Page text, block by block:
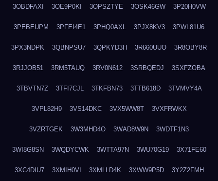
3OBDFAXI 3OE9P0KI 3OPSZTYE 3OSK46GW 3P20H0VW
3PEBEUPM 3PFEI4E1 3PHQ0AXL 3PJX8KV3 3PWL81U6
3PX3NDPK 3QBNPSU7 3QPKYD3H 3R660UUO 3R8OBY8R
3RJJOB51 3RM5TAUQ 3RV0N612 3SRBQEDJ 3SXFZOBA
3TBVTN7Z 3TFI7CJL 3TKFBN73 3TTB618D 3TVMVY4A
3VPL82H9 3VS14DKC 3VX5WW8T 3VXFRWKX
3VZRTGEK 3W3MHD4O 3WAD8W9N 3WDTF1N3
3WI8G8SN 3WQDYCWK 3WTTA97N 3WU70G19 3X71FE60
3XC4DIU7 3XMIH0VI 3XMLLD4K 3XWW9P5D 3Y2Z2FMH